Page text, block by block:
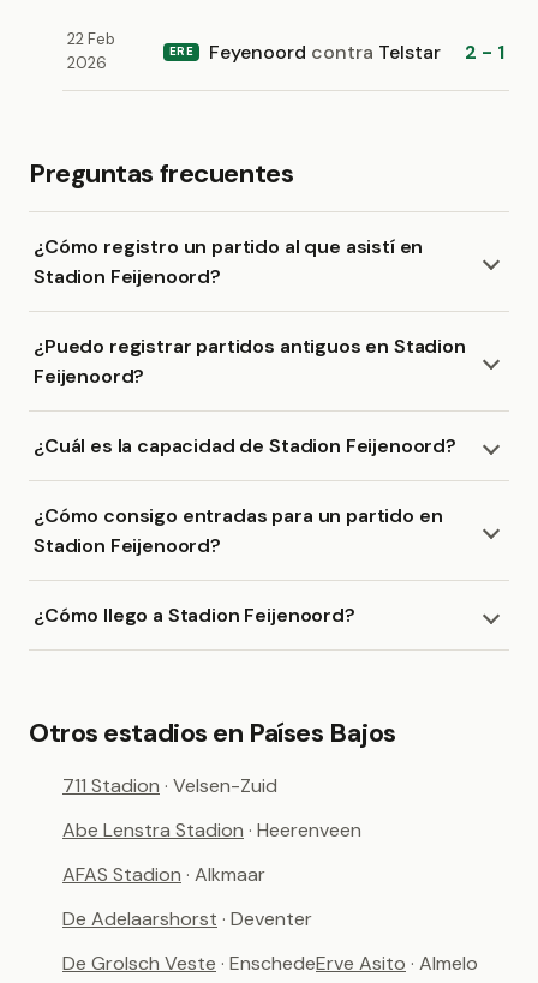
22 Feb
2026
ERE Feyenoord contra Telstar 2 - 1
Preguntas frecuentes
¿Cómo registro un partido al que asistí en
Stadion Feijenoord?
¿Puedo registrar partidos antiguos en Stadion
Feijenoord?
¿Cuál es la capacidad de Stadion Feijenoord?
¿Cómo consigo entradas para un partido en
Stadion Feijenoord?
¿Cómo llego a Stadion Feijenoord?
Otros estadios en Países Bajos
711 Stadion · Velsen-Zuid
Abe Lenstra Stadion · Heerenveen
AFAS Stadion · Alkmaar
De Adelaarshorst · Deventer
De Grolsch Veste · EnschedeErve Asito · Almelo